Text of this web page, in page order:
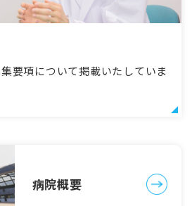
要項について掲載いたしていま
病院概要